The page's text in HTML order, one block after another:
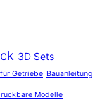
3D Sets
Getriebe Bauanleitung
Modelle